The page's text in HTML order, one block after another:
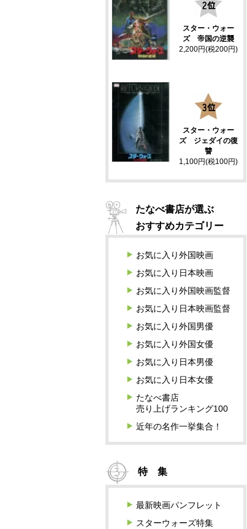
スター・ウォー
ズ 帝国の逆襲
2,200円(税200円)
スター・ウォー
ズ ジェダイの復
讐
1,100円(税100円)
たなべ書店が選ぶ
おすすめカテゴリー
お気に入り外国映画
お気に入り日本映画
お気に入り外国映画監督
お気に入り日本映画監督
お気に入り外国男優
お気に入り外国女優
お気に入り日本男優
お気に入り日本女優
たなべ書店
売り上げランキング100
近年の名作一挙集合！
特 集
最新映画パンフレット
スターウォーズ特集